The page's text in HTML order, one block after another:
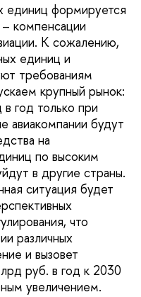
единиц формируется
компенсации
К сожалению,
единиц и
требованиям
крупный рынок:
год только при
авиакомпании будут
на
по высоким
в другие страны.
ситуация будет
что
различных
и вызовет
руб. в год к 2030
увеличением.